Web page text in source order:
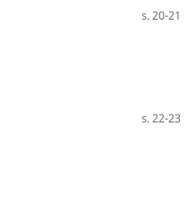
s. 20-21
s. 22-23